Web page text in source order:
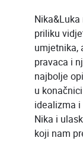
priliku
umjetnika,
pravaca i
najbolje
u
idealizma
Nika i
koji nam